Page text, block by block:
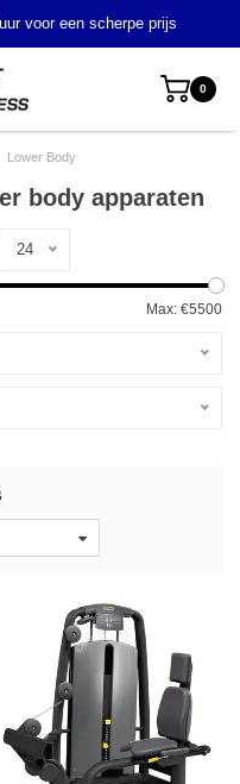
voor een scherpe prijs
0
Lower Body
body apparaten
24
Max: €5500